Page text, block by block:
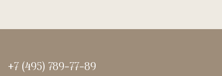
+7 (495) 789-77-89